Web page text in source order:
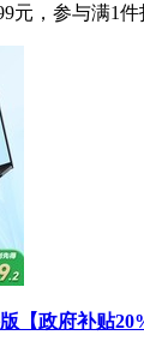
元，参与满1
【政府补贴